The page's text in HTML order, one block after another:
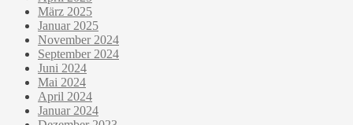
März 2025
Januar 2025
November 2024
September 2024
Juni 2024
Mai 2024
April 2024
Januar 2024